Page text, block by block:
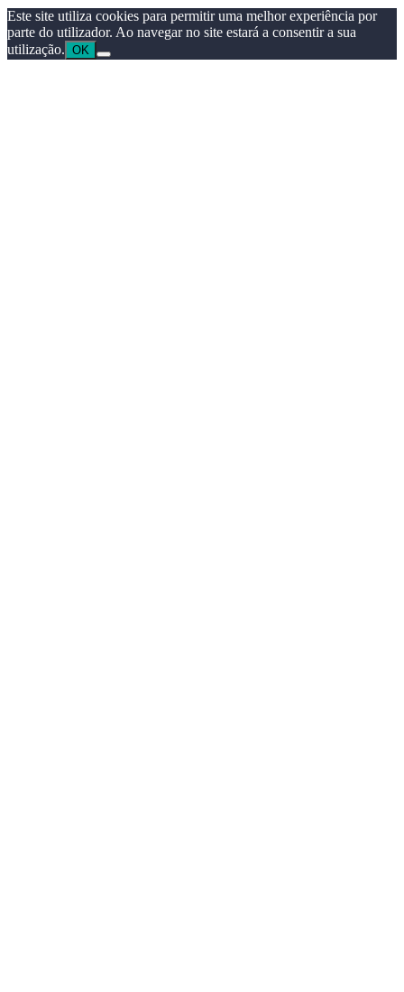
Este site utiliza cookies para permitir uma melhor experiência por
parte do utilizador. Ao navegar no site estará a consentir a sua
utilização. OK